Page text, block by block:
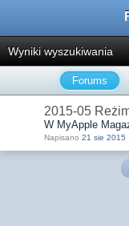
Wyniki wyszukiwania
Forums
2015-05
W MyApple
Napisano 21 sie 2015